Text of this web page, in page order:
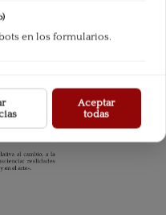
en los formularios.
Aceptar
todas